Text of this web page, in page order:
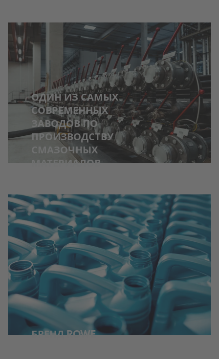
ОДИН ИЗ САМЫХ
СОВРЕМЕННЫХ
ЗАВОДОВ ПО
ПРОИЗВОДСТВУ
СМАЗОЧНЫХ
МАТЕРИАЛОВ
БРЕНД ROWE